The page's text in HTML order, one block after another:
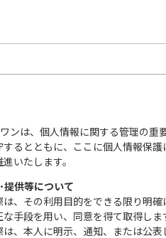
ンは、個人情報に関する管理の重
るとともに、ここに個人情報保
いたします。
提供等について
、その利用目的をできる限り明
手段を用い、同意を得て取得しま
、本人に明示、通知、または公